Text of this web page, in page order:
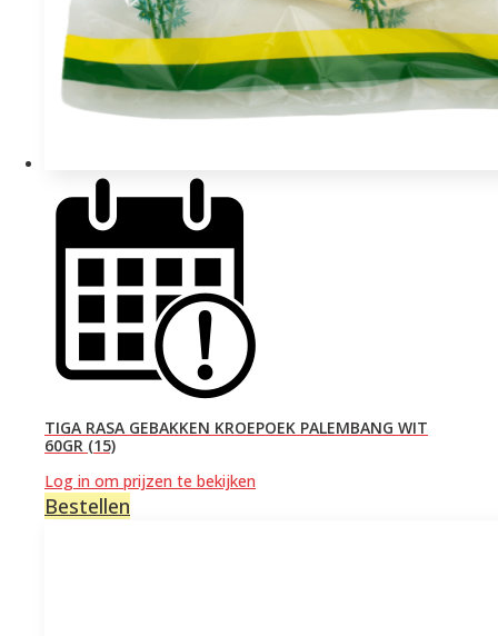
TIGA RASA GEBAKKEN KROEPOEK PALEMBANG WIT
60GR (15)
Log in om prijzen te bekijken
Bestellen